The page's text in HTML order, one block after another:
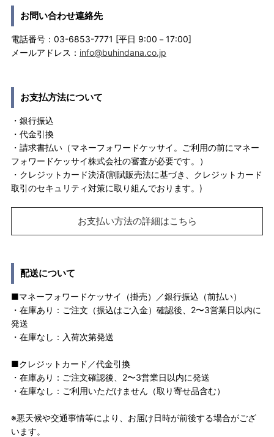
お問い合わせ連絡先
電話番号：03-6853-7771 [平日 9:00－17:00]
メールアドレス： info@buhindana.co.jp
お支払方法について
・銀行振込
・代金引換
・請求書払い（マネーフォワードケッサイ。ご利用の前にマネー
フォワードケッサイ株式会社の審査が必要です。）
・クレジットカード決済(割賦販売法に基づき、クレジットカード
取引のセキュリティ対策に取り組んでおります。)
お支払い方法の詳細はこちら
配送について
■マネーフォワードケッサイ（掛売）／銀行振込（前払い）
・在庫あり：ご注文（振込はご入金）確認後、2〜3営業日以内に
発送
・在庫なし：入荷次第発送
■クレジットカード／代金引換
・在庫あり：ご注文確認後、2〜3営業日以内に発送
・在庫なし：ご利用いただけません（取り寄せ品含む）
※悪天候や交通事情等により、お届け日時が前後する場合がござ
います。